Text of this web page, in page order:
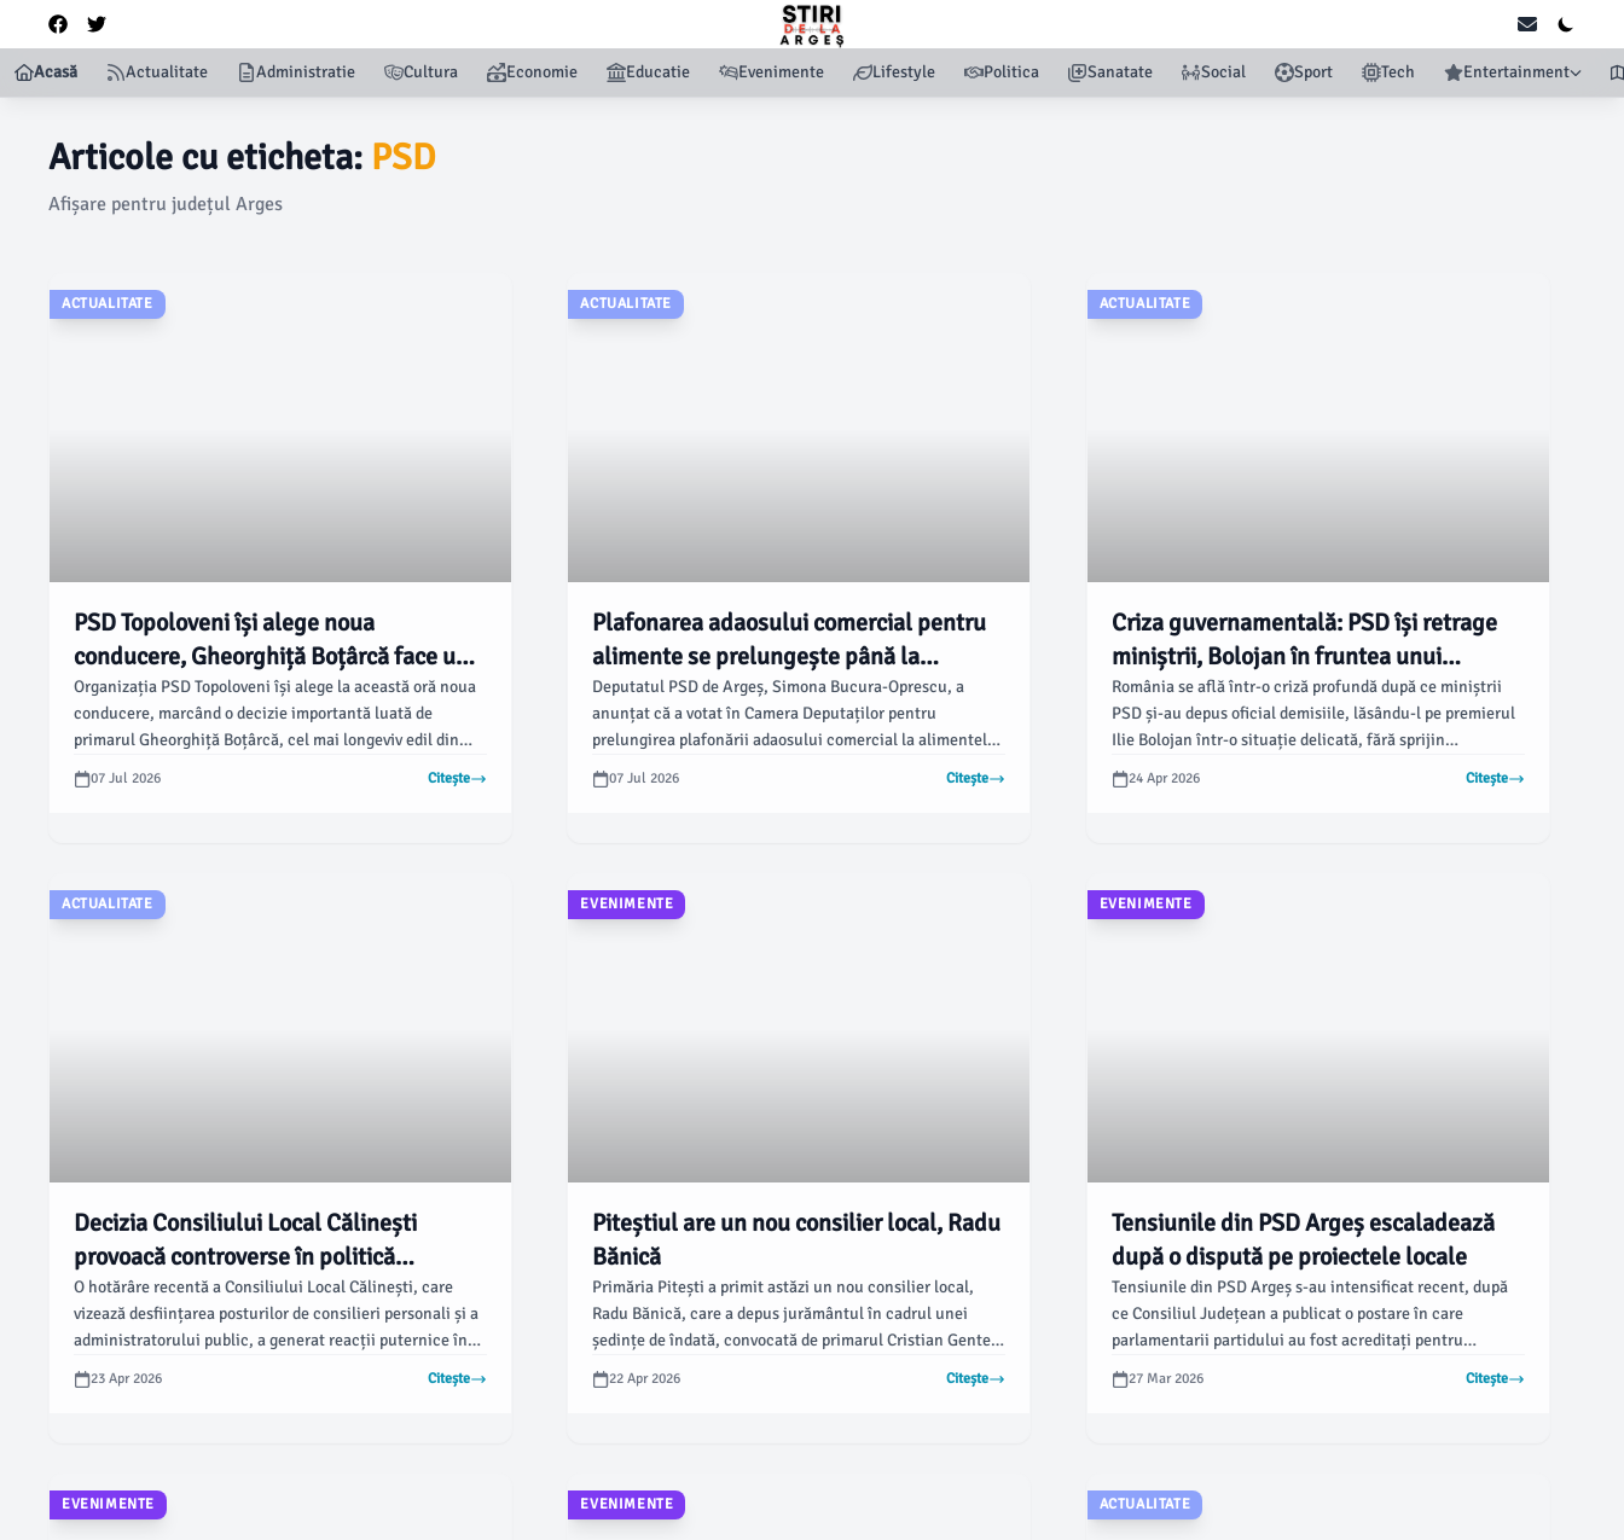
Acasă Actualitate Administratie Cultura Economie Educatie Evenimente Lifestyle Politica Sanatate Social Sport Tech Entertainment
Articole cu eticheta: PSD
Afișare pentru județul Arges
ACTUALITATE
PSD Topoloveni își alege noua
conducere, Gheorghiță Boțârcă face un
pas lateral
Organizația PSD Topoloveni își alege la această oră noua
conducere, marcând o decizie importantă luată de
primarul Gheorghiță Boțârcă, cel mai longeviv edil din
România. Conform ziarulargesul.ro, Boțârcă a decis să nu
mai candideze pentru funcția de președinte al
07 Jul 2026 Citește
ACTUALITATE
Plafonarea adaosului comercial pentru
alimente se prelungește până la
sfârșitul anului 2026
Deputatul PSD de Argeș, Simona Bucura-Oprescu, a
anunțat că a votat în Camera Deputaților pentru
prelungirea plafonării adaosului comercial la alimentele
de bază până la 31 decembrie 2026. Conform
declarațiilor sale, acest proiect are rolul de a sprijini
07 Jul 2026 Citește
ACTUALITATE
Criza guvernamentală: PSD își retrage
miniștrii, Bolojan în fruntea unui
executiv minoritar
România se află într-o criză profundă după ce miniștrii
PSD și-au depus oficial demisiile, lăsându-l pe premierul
Ilie Bolojan într-o situație delicată, fără sprijin
parlamentar. Potrivit ziarulargesul.ro, PSD a transmis că
premierul a pierdut legitimitatea democratică, iar
24 Apr 2026 Citește
ACTUALITATE
Decizia Consiliului Local Călinești
provoacă controverse în politică
argeșeană
O hotărâre recentă a Consiliului Local Călinești, care
vizează desființarea posturilor de consilieri personali și a
administratorului public, a generat reacții puternice în
sfera politică locală. Potrivit ziarulargesul.ro, Ion
Mînzînă, președintele PSD Argeș, a denunțat această
23 Apr 2026 Citește
EVENIMENTE
Piteștiul are un nou consilier local, Radu
Bănică
Primăria Pitești a primit astăzi un nou consilier local,
Radu Bănică, care a depus jurământul în cadrul unei
ședințe de îndată, convocată de primarul Cristian Gentea.
Bănică, reprezentant al PSD, își va desfășura activitatea
în Consiliul Local, după ce a ocupat locul lăsat liber de
22 Apr 2026 Citește
EVENIMENTE
Tensiunile din PSD Argeș escaladează
după o dispută pe proiectele locale
Tensiunile din PSD Argeș s-au intensificat recent, după
ce Consiliul Județean a publicat o postare în care
parlamentarii partidului au fost acreditați pentru
obținerea finanțării unor proiecte locale importante,
printre care și modernizarea străzii „Intrarea Lămâiței“
conform ziarulargesul.ro.
27 Mar 2026 Citește
EVENIMENTE EVENIMENTE ACTUALITATE